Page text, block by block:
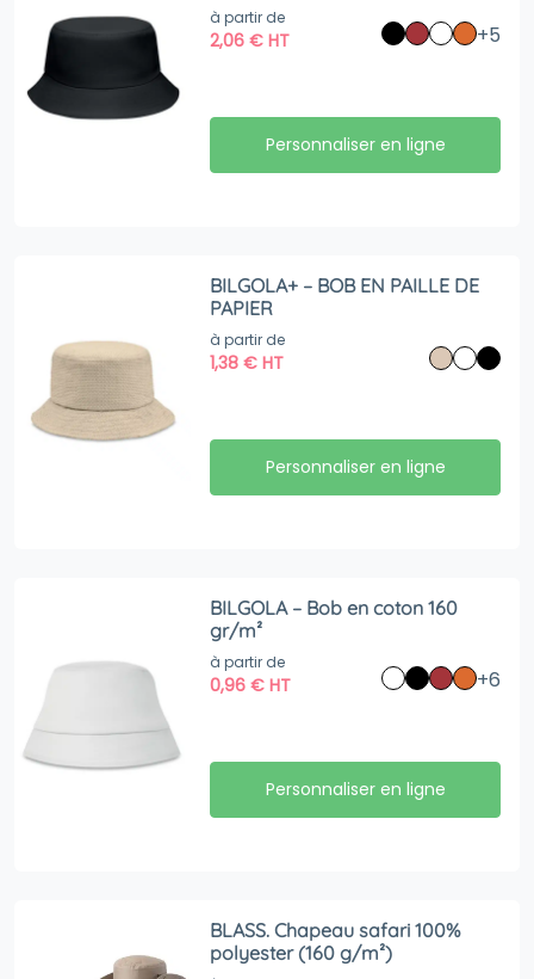
à partir de
2,06€ HT +5
Personnaliser en ligne
BILGOLA+ – BOB EN PAILLE DE
PAPIER
à partir de
1,38€ HT
Personnaliser en ligne
BILGOLA – Bob en coton 160
gr/m²
à partir de
0,96€ HT +6
Personnaliser en ligne
BLASS. Chapeau safari 100%
polyester (160 g/m²)